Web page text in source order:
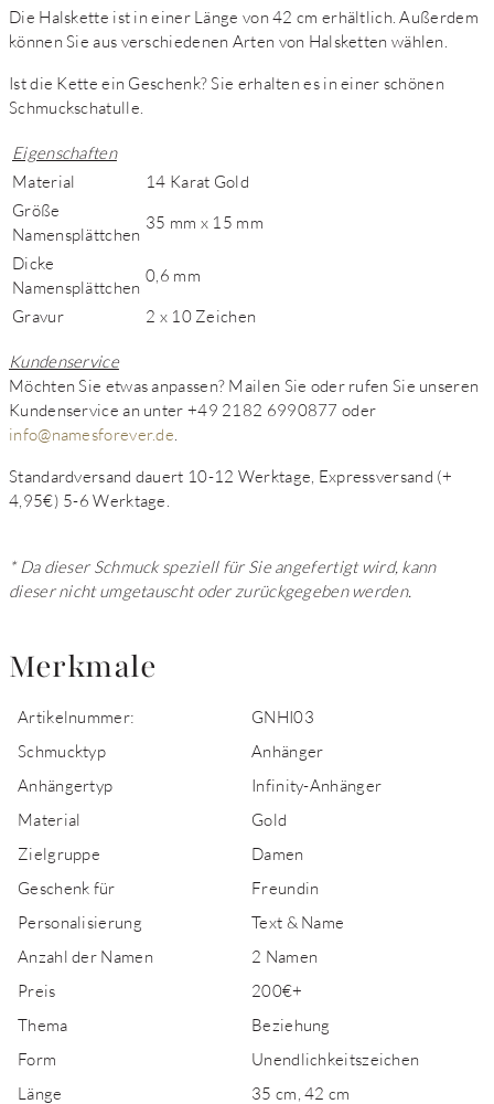
Die Halskette ist in einer Länge von 42 cm erhältlich. Außerdem
können Sie aus verschiedenen Arten von Halsketten wählen.
Ist die Kette ein Geschenk? Sie erhalten es in einer schönen
Schmuckschatulle.
Eigenschaften
Material
14 Karat Gold
Größe
Namensplättchen
35 mm x 15 mm
Dicke
Namensplättchen
0,6 mm
Gravur 2 x 10 Zeichen
Kundenservice
Möchten Sie etwas anpassen? Mailen Sie oder rufen Sie unseren
Kundenservice an unter +49 2182 6990877 oder
info@namesforever.de
Standardversand dauert 10-12 Werktage, Expressversand (+
4,95€) 5-6 Werktage.
* Da dieser Schmuck speziell für Sie angefertigt wird, kann
dieser nicht umgetauscht oder zurückgegeben werden.
Merkmale
Artikelnummer:
GNHI03
Schmucktyp
Anhänger
Anhängertyp
Infinity-Anhänger
Material
Gold
Zielgruppe
Damen
Geschenk für
Freundin
Personalisierung
Text & Name
Anzahl der Namen
2 Namen
Preis
200€+
Thema
Beziehung
Form
Unendlichkeitszeichen
Länge
35 cm, 42 cm